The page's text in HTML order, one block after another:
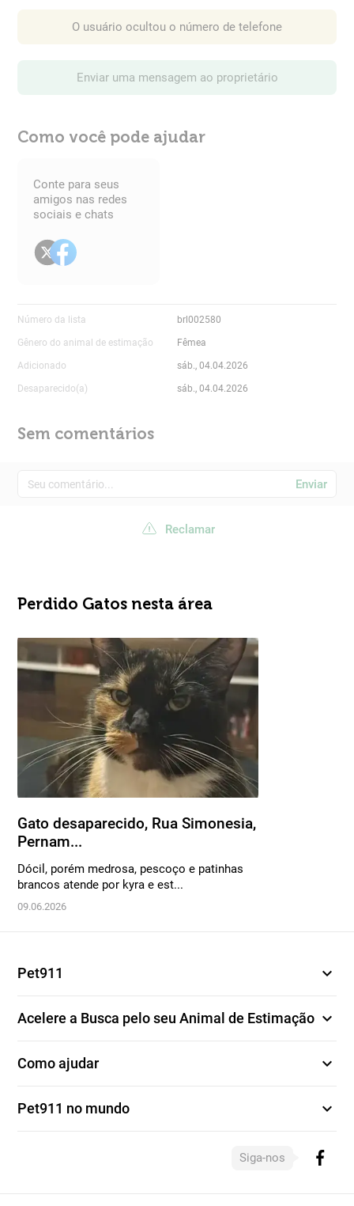
O usuário ocultou o número de telefone
Enviar uma mensagem ao proprietário
Como você pode ajudar
Conte para seus
amigos nas redes
sociais e chats
Número da lista brl002580
Gênero do animal de estimação Fêmea
Adicionado sáb., 04.04.2026
Desaparecido(a) sáb., 04.04.2026
Sem comentários
Enviar
Reclamar
Perdido Gatos nesta área
Gato desaparecido, Rua Simonesia,
Pernam...
Dócil, porém medrosa, pescoço e patinhas
brancos atende por kyra e est...
09.06.2026
Pet911 expand_more
Acelere a Busca pelo seu Animal de Estimação expand_more
Como ajudar expand_more
Pet911 no mundo expand_more
Siga-nos